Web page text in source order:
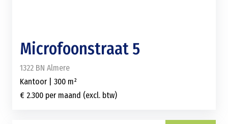
Microfoonstraat 5
1322 BN Almere
Kantoor | 300 m²
€ 2.300 per maand (excl. btw)